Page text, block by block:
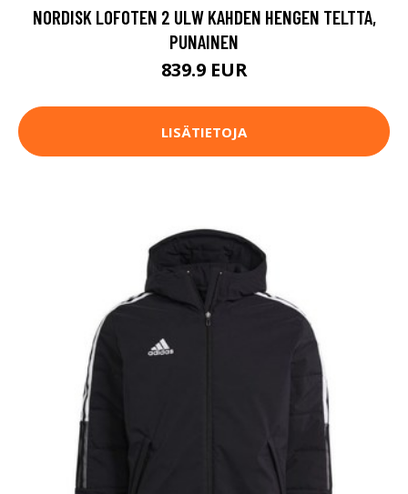
NORDISK LOFOTEN 2 ULW KAHDEN HENGEN TELTTA,
PUNAINEN
839.9 EUR
LISÄTIETOJA